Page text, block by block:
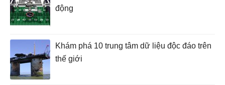
động
Khám phá 10 trung tâm dữ liệu độc đáo trên
thế giới